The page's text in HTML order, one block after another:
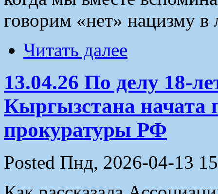
говорим «нет» нацизму
Читать далее
13.04.26 По делу 18-
Кыргызстана начата
прокуратуры РФ
Posted Пнд, 2026-04-13